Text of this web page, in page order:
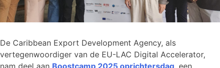
De Caribbean Export Development Agency, als
vertegenwoordiger van de EU-LAC Digital Accelerator,
nam deel aan Boostcamp 2025 oprichtersdag, een